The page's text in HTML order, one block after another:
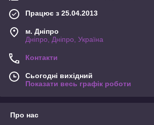
Працює з 25.04.2013
м. Дніпро
Дніпро, Дніпро, Україна
Контакти
Сьогодні вихідний
Показати весь графік роботи
Про нас